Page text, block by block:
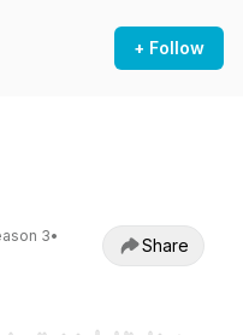
+ Follow
3•
Share